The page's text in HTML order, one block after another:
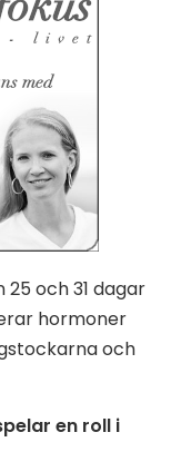
och 31 dagar
hormoner
och
en roll i